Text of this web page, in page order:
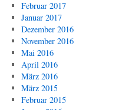
Februar 2017
Januar 2017
Dezember 2016
November 2016
Mai 2016
April 2016
März 2016
März 2015
Februar 2015